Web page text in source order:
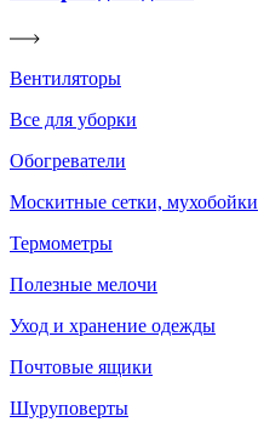
Вентиляторы
Все для уборки
Обогреватели
Москитные сетки, мухобойки
Термометры
Полезные мелочи
Уход и хранение одежды
Почтовые ящики
Шуруповерты